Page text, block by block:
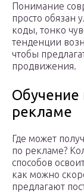
Понимание
просто обязан
коды, тонко
тенденции
чтобы
продвижения.
рекламе
Где может
по рекламе?
способов
как можно
предлагают